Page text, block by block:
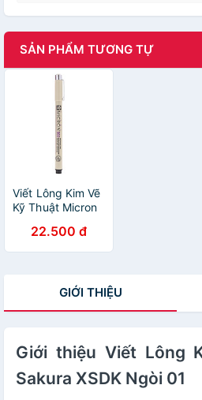
SẢN PHẨM TƯƠNG TỰ
Viết Lông Kim Vẽ
Kỹ Thuật Micron
Đen - Ngòi 003
22.500 đ
GIỚI THIỆU
Giới thiệu Viết Lông
Sakura XSDK Ngòi 01